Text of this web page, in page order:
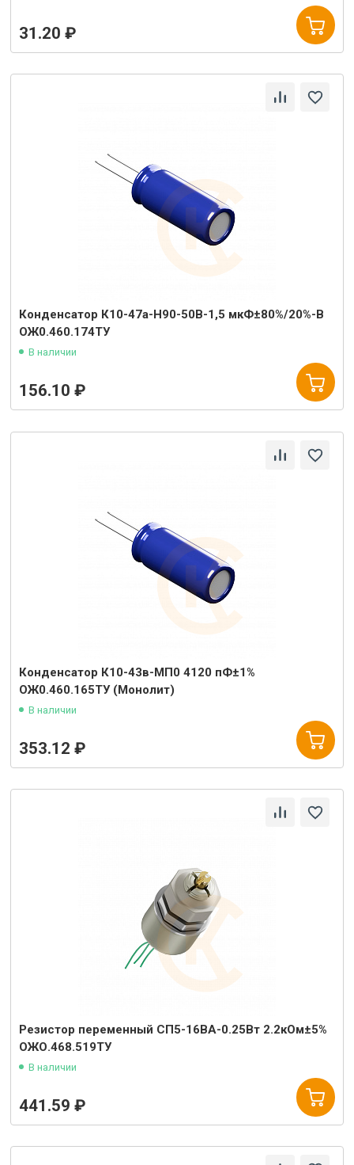
31.20 ₽
Конденсатор К10-47а-Н90-50В-1,5 мкФ±80%/20%-В
ОЖ0.460.174ТУ
В наличии
156.10 ₽
Конденсатор К10-43в-МП0 4120 пФ±1%
ОЖ0.460.165ТУ (Монолит)
В наличии
353.12 ₽
Резистор переменный СП5-16ВА-0.25Вт 2.2кОм±5%
ОЖО.468.519ТУ
В наличии
441.59 ₽